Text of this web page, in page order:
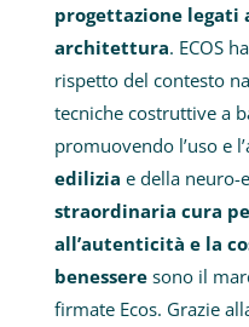
progettazione legati
architettura. ECOS
rispetto del contesto
tecniche costruttive a
promuovendo l’uso e
edilizia e della neuro-
straordinaria cura
all’autenticità e la
benesseresono il
firmate Ecos. Grazie